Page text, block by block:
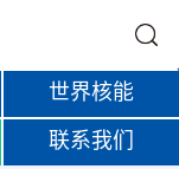
世界核能
联系我们